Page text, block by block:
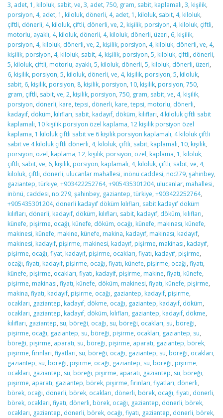
3, adet, 1 , kiloluk, sabit, ve, 3, adet, 750, gram, sabit, kaplamalı, 3, kişilik,
porsiyon, 4, adet, 1 , kiloluk, dönerli, 4, adet, 1 , kiloluk, sabit, 4, kiloluk,
çiftli, dönerli, 4, kiloluk, çiftli, dönerli, ve, 2, kişilik, porsiyon, 4, kiloluk, çiftli,
motorlu, ayaklı, 4, kiloluk, dönerli, 4, kiloluk, dönerli, üzeri, 6, kişilik,
porsiyon, 4, kiloluk, dönerli, ve, 2, kişilik, porsiyon, 4, kiloluk, dönerli, ve, 4,
kişilik, porsiyon, 4, kiloluk, sabit, 4, kişilik, porsiyon, 5, kiloluk, çiftli, dönerli,
5, kiloluk, çiftli, motorlu, ayaklı, 5, kiloluk, dönerli, 5, kiloluk, dönerli, üzeri,
6, kişilik, porsiyon, 5, kiloluk, dönerli, ve, 4, kişilik, porsiyon, 5, kiloluk,
sabit, 6, kişilik, porsiyon, 8, kişilik, porsiyon, 10, kişilik, porsiyon, 750,
gram, çiftli, sabit, ve, 2, kişilik, porsiyon, 750, gram, sabit, ve, 4, kişilik,
porsiyon, dönerli, kare, tepsi, dönerli, kare, tepsi, motorlu, dönerli,
kadayıf, döküm, kılıfları, sabit, kadayıf, döküm, kılıfları, 4 kiloluk çiftli sabit
kaplamalı, 10 kişilik porsiyon özel kaplama, 12 kişilik porsiyon özel
kaplama, 1 kiloluk çiftli sabit ve 6 kişilik porsiyon kaplamalı, 4 kiloluk çiftli
sabit ve 4 kiloluk çiftli dönerli, 4, kiloluk, çiftli, sabit, kaplamalı, 10, kişilik,
porsiyon, özel, kaplama, 12, kişilik, porsiyon, özel, kaplama, 1 , kiloluk,
çiftli, sabit, ve, 6, kişilik, porsiyon, kaplamalı, 4, kiloluk, çiftli, sabit, ve, 4,
kiloluk, çiftli, dönerli, ulucanlar mahallesi, inönü caddesi, no:279, şahinbey,
gaziantep, türkiye, +903422252764, +905435301204, ulucanlar, mahallesi,
inönü, caddesi, no:279, şahinbey, gaziantep, türkiye, +903422252764,
+905435301204, dönerli kadayıf döküm kılıfları, sabit kadayıf döküm
kılıfları, dönerli, kadayıf, döküm, kılıfları, sabit, kadayıf, döküm, kılıfları,
künefe, pişirme, ocağı, künefe, döküm, ocağı, künefe, makinası, künefe,
makinesi, künefe, makine, künefe, makina, kadayıf, makinası, kadayıf,
makinesi, kadayıf, pişirme, makinesi, kadayıf, pişirme, makinası, kadayıf,
pişirme, ocağı, fiyat, kadayıf, pişirme, ocakları, fiyatı, kadayıf, pişirme,
ocağı, fiyatı, kadayıf, pişirme, ocağı, fiyatı, künefe, pişirme, ocağı, fiyatı,
künefe, pişirme, ocakları, fiyatı, kadayif, pişirme, makine, fiyatı, künefe,
pişirme, makinası, fiyatı, künefe, döküm, makinesi, fiyatı, künefe, pişirme,
makina, fiyatı, kadayıf, pişirme, ocağı, gaziantep, kadayıf, pişirme,
ocakları, gaziantep, kadayıf, dökme, ocağı, gaziantep, kadayıf, döküm,
ocakları, gaziantep, kadayıf, döküm, kılıfları, gaziantep, kadayıf, dökme,
kılıfları, gaziantep, su, böreği, ocağı, su, böreği, ocakları, su, böreği,
pişirme, ocağı, gaziantep, su, böreği, pişirme, ocakları, gaziantep, su,
böreği, pişirme, aparatı, su, böreği, pişirme, aparatı, gaziantep, börek,
pişirme,fırınları, fiyatları, su, böreği, ocağı, gaziantep, su, böreği, ocakları,
gaziantep, su, böreği, pişirme, ocağı, gaziantep, su, böreği, pişirme,
ocakları, gaziantep, su, böreği, pişirme, aparatı, gaziantep, su, böreği,
pişirme, aparatı, gaziantep, börek, pişirme,fırınları, fiyatları, dönerli,
börek, ocağı, dönerli, börek, ocakları, dönerli, börek, ocağı, fiyatı, dönerli,
börek, ocakları, fiyatı, dönerli, börek, ocağı, gaziantep, dönerli, börek,
ocakları, gaziantep, dönerli, börek, ocağı, fiyatı, gaziantep, dönerli, börek,